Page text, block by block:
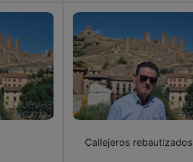
Callejeros rebautizados